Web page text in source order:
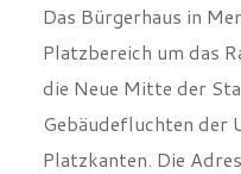
Das Bürgerhaus in
Platzbereich um das
die Neue Mitte der
Gebäudefluchten der
Platzkanten. Die